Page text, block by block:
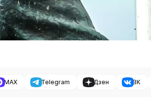
MAX Telegram Дзен ВК